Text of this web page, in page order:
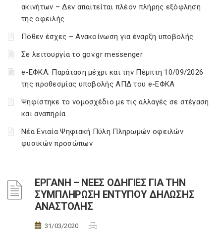
ακινήτων – Δεν απαιτείται πλέον πλήρης εξόφληση
της οφειλής
Πόθεν έσχες – Ανακοίνωση για έναρξη υποβολής
Σε λειτουργία το gov.gr messenger
e-ΕΦΚΑ: Παράταση μέχρι και την Πέμπτη 10/09/2026
της προθεσμίας υποβολής ΑΠΔ του e-ΕΦΚΑ
Ψηφίστηκε το νομοσχέδιο με τις αλλαγές σε στέγαση
και αναπηρία
Νέα Ενιαία Ψηφιακή Πύλη Πληρωμών οφειλών
φυσικών προσώπων
ΕΡΓΑΝΗ – ΝΕΕΣ ΟΔΗΓΙΕΣ ΓΙΑ ΤΗΝ
ΣΥΜΠΛΗΡΩΣΗ ΕΝΤΥΠΟΥ ΔΗΛΩΣΗΣ
ΑΝΑΣΤΟΛΗΣ
31/03/2020